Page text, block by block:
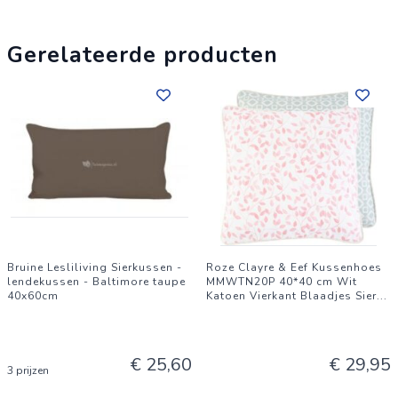
Gerelateerde producten
Bruine Lesliliving Sierkussen -
lendekussen - Baltimore taupe
40x60cm
3 prijzen € 25,60
Roze Clayre & Eef Kussenhoes
MMWTN20P 40*40 cm Wit
Katoen Vierkant Blaadjes Sier...
€ 29,95